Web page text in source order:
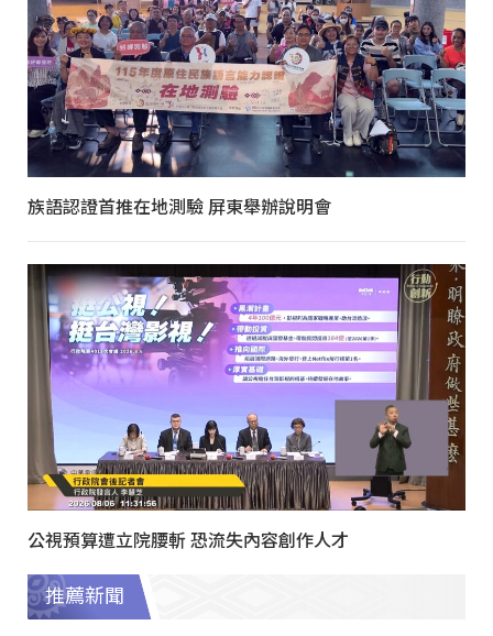
族語認證首推在地測驗 屏東舉辦說明會
公視預算遭立院腰斬 恐流失內容創作人才
推薦新聞